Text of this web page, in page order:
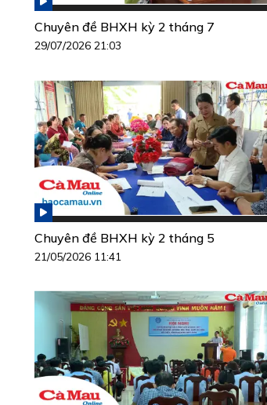
Chuyên đề BHXH kỳ 2 tháng 7
29/07/2026 21:03
Chuyên đề BHXH kỳ 2 tháng 5
21/05/2026 11:41